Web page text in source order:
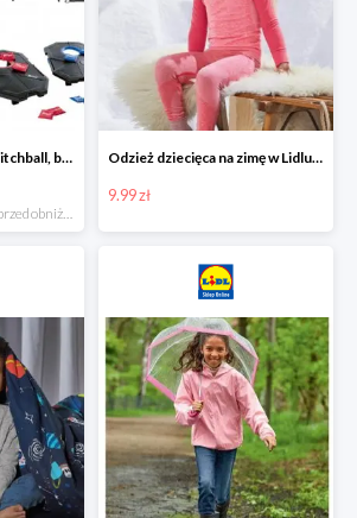
CRIVIT® Unihokej, pitchball, bean bag lub disc golf Odzież dziecięca na zimę w Lidlu Online od 9,99 zł
9.99 zł